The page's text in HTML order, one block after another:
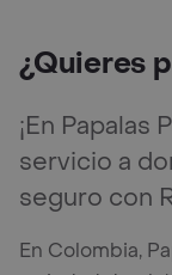
¿Quieres
¡En Papalas
servicio a
seguro con
En Colombia,